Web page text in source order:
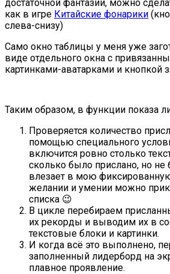
достаточной фантазии, можно
как в игре Китайские фонарики
слева-снизу)
Само окно таблицы у меня уже
виде отдельного окна с
картинками-аватарками и кнопкой
Таким образом, в функции показа
Проверяется количество
помощью специального
включится ровно столько
сколько было прислано, но
влезает в мою
желании и умении можно
списка 😉
В цикле перебираем
их рекорды и выводим их в
текстовые блоки и картинки.
И когда всё это выполнено,
заполненный лидерборд на
плавное проявление.